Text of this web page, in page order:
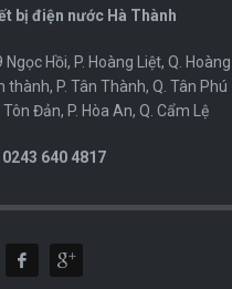
bị điện nước Hà Thành
Ngọc Hồi, P. Hoàng Liệt, Q.
thành, P. Tân Thành, Q. Tân Phú
Đản, P. Hòa An, Q. Cẩm Lệ
640 4817